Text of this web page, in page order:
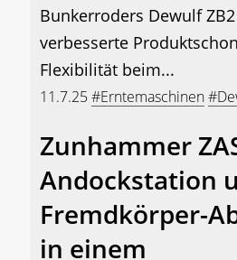
Bunkerroders Dewulf
verbesserte
Flexibilität beim...
11.7.25#Erntemaschinen
Zunhammer
Andockstation
Fremdkörper-
in einem